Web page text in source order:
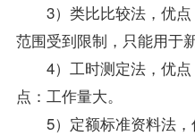
3）类比比较法，优点
范围受到限制，只能用于
4）工时测定法，优点
点：工作量大。
5）定额标准资料法，